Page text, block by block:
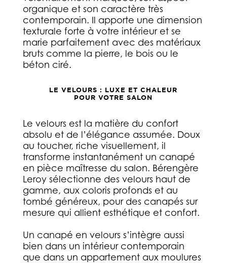
organique et son caractère très
contemporain. Il apporte une dimension
texturale forte à votre intérieur et se
marie parfaitement avec des matériaux
bruts comme la pierre, le bois ou le
béton ciré.
LE VELOURS : LUXE ET CHALEUR
POUR VOTRE SALON
Le velours est la matière du confort
absolu et de l’élégance assumée. Doux
au toucher, riche visuellement, il
transforme instantanément un canapé
en pièce maîtresse du salon. Bérengère
Leroy sélectionne des velours haut de
gamme, aux coloris profonds et au
tombé généreux, pour des canapés sur
mesure qui allient esthétique et confort.
Un canapé en velours s’intègre aussi
bien dans un intérieur contemporain
que dans un appartement aux moulures